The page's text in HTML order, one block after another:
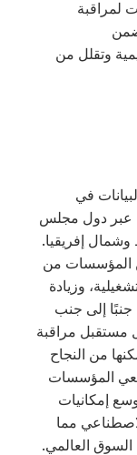
لمراقبة
وتقلل من
في
عبر دول مجلس
إفريقيا.
المؤسسات من
وزيادة
جنبًا إلى جنب
مستقبل مراقبة
من النجاح
المؤسسات
إمكانيات
مما
السوق العالمي.